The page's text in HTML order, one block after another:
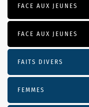
FACE AUX JEUNES
FACE AUX JEUNES
FAITS DIVERS
FEMMES